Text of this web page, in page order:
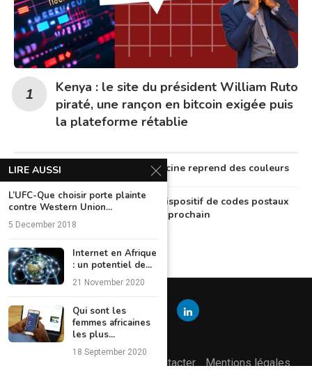
Kenya : le site du président William Ruto
piraté, une rançon en bitcoin exigée puis
la plateforme rétablie
Au Nigeria, la télémédecine reprend des couleurs
Le Nigeria lancera un dispositif de codes postaux
numériques en octobre prochain
Nous contacter
Mentions légales
LIRE AUSSI
L’UFC-Que choisir porte plainte
contre Western Union...
5 December 2018
Internet en Afrique
: un potentiel de...
21 November 2020
Qui sont les
femmes africaines
les plus...
18 September 2020